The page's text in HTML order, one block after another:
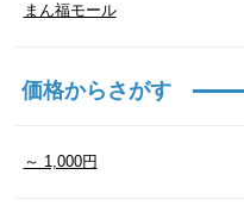
まん福モール
価格からさがす
～ 1,000円